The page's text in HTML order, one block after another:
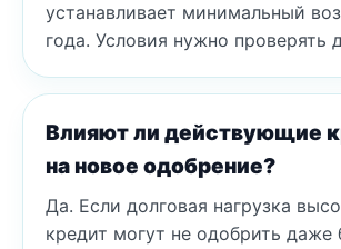
устанавливает минимальный
года. Условия нужно проверять
Влияют ли действующие
на новое одобрение?
Да. Если долговая нагрузка
кредит могут не одобрить даже